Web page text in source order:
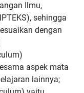
Ilmu,
sehingga
dengan
aspek mata
lainnya;